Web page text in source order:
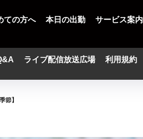
ての方へ 本日の出勤 サービス案内
ライブ配信放送広場 利用規約
節】